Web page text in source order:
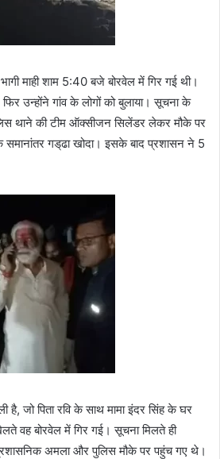
माही शाम 5:40 बजे बोरवेल में गिर गई थी।
फिर उन्होंने गांव के लोगों को बुलाया। सूचना के
थाने की टीम ऑक्सीजन सिलेंडर लेकर मौके पर
समानांतर गड्‌ढा खोदा। इसके बाद प्रशासन ने 5
है, जो पिता रवि के साथ मामा इंदर सिंह के घर
बोरवेल में गिर गई। सूचना मिलते ही
अमला और पुलिस मौके पर पहुंच गए थे।